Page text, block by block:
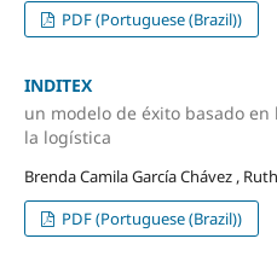
PDF (Portuguese (Brazil))
INDITEX
un modelo de éxito basado
la logística
Brenda Camila García Chávez ,
PDF (Portuguese (Brazil))